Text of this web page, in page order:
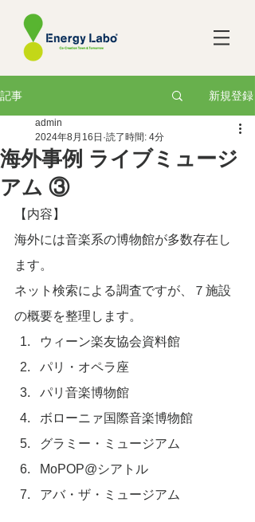
記事 新規登録
海外事例 ライブミュージ
アム ③
admin
2024年8月16日 読了時間: 4分
【内容】
海外には音楽系の博物館が多数存在し
ます。
ネット検索による調査ですが、７施設
の概要を整理します。
ウィーン楽友協会資料館
パリ・オペラ座
パリ音楽博物館
ボローニァ国際音楽博物館
グラミー・ミュージアム
MoPOP@シアトル
アバ・ザ・ミュージアム